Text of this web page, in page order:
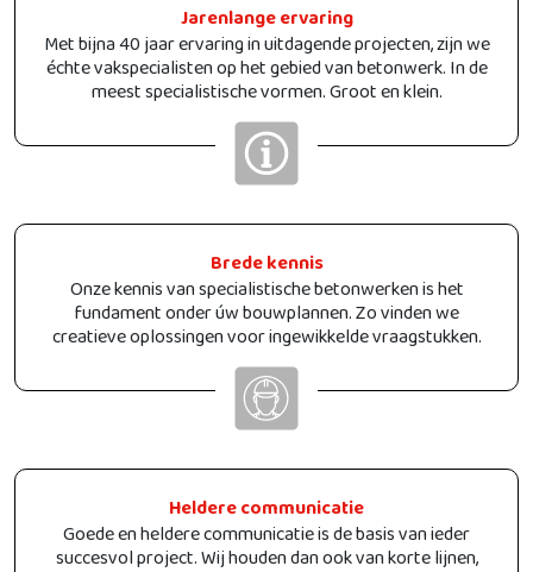
Jarenlange ervaring
Met bijna 40 jaar ervaring in uitdagende projecten, zijn we
échte vakspecialisten op het gebied van betonwerk. In de
meest specialistische vormen. Groot en klein.
Brede kennis
Onze kennis van specialistische betonwerken is het
fundament onder úw bouwplannen. Zo vinden we
creatieve oplossingen voor ingewikkelde vraagstukken.
Heldere communicatie
Goede en heldere communicatie is de basis van ieder